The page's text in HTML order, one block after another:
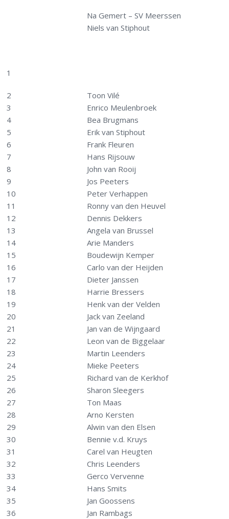
Na Gemert – SV Meerssen
1
Niels van Stiphout
2
Toon Vilé
3
Enrico Meulenbroek
4
Bea Brugmans
5
Erik van Stiphout
6
Frank Fleuren
7
Hans Rijsouw
8
John van Rooij
9
Jos Peeters
10
Peter Verhappen
11
Ronny van den Heuvel
12
Dennis Dekkers
13
Angela van Brussel
14
Arie Manders
15
Boudewijn Kemper
16
Carlo van der Heijden
17
Dieter Janssen
18
Harrie Bressers
19
Henk van der Velden
20
Jack van Zeeland
21
Jan van de Wijngaard
22
Leon van de Biggelaar
23
Martin Leenders
24
Mieke Peeters
25
Richard van de Kerkhof
26
Sharon Sleegers
27
Ton Maas
28
Arno Kersten
29
Alwin van den Elsen
30
Bennie v.d. Kruys
31
Carel van Heugten
32
Chris Leenders
33
Gerco Vervenne
34
Hans Smits
35
Jan Goossens
36
Jan Rambags